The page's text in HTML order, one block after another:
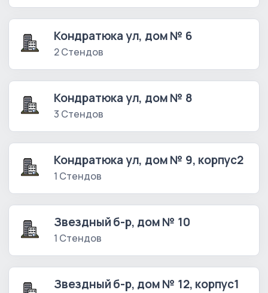
Кондратюка ул, дом № 6
2 Стендов
Кондратюка ул, дом № 8
3 Стендов
Кондратюка ул, дом № 9, корпус2
1 Стендов
Звездный б-р, дом № 10
1 Стендов
Звездный б-р, дом № 12, корпус1